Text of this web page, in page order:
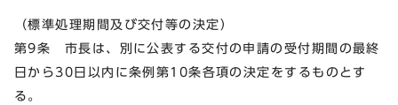
（標準処理期間及び交付等の決定）
第9条 市長は、別に公表する交付の申請の受付期間の最終
日から30日以内に条例第10条各項の決定をするものとす
る。